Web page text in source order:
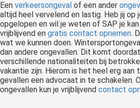
Een verkeersongeval of een ander
altijd heel vervelend en lastig. Heb jij op
opgelopen en wil je weten of SAP je
vrijblijvend en gratis contact opnemen.
wat we kunnen doen.
dan andere ongevallen. Dit komt
verschillende nationaliteiten bij
vakantie zijn. Hierom is het heel erg aan
gevallen een advocaat in te schakelen.
ongevallen kun je vrijblijvend contact